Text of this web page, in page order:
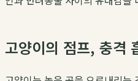
고양이의 점프, 충격